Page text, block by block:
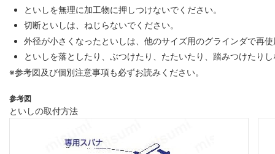
といしを無理に加工物に押しつけないでください。
切断といしは、ねじらないでください。
外径が小さくなったといしは、他のサイズ用のグラインダで再
といしを落としたり、ぶつけたり、たたいたり、踏みつけたり
※参考図及び個別注意事項も必ずお読みください。
参考図
といしの取付方法